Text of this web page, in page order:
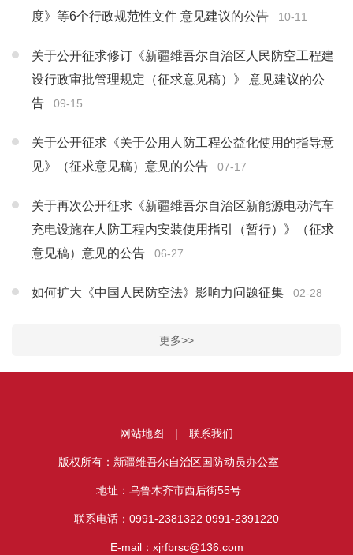
度》等6个行政规范性文件 意见建议的公告
10-11
关于公开征求修订《新疆维吾尔自治区人民防空工程建
设行政审批管理规定（征求意见稿）》 意见建议的公
告
09-15
关于公开征求《关于公用人防工程公益化使用的指导意
见》（征求意见稿）意见的公告
07-17
关于再次公开征求《新疆维吾尔自治区新能源电动汽车
充电设施在人防工程内安装使用指引（暂行）》（征求
意见稿）意见的公告
06-27
如何扩大《中国人民防空法》影响力问题征集 02-28
更多>>
网站地图 | 联系我们
版权所有：新疆维吾尔自治区国防动员办公室
地址：乌鲁木齐市西后街55号
联系电话：0991-2381322 0991-2391220
E-mail：xjrfbrsc@136.com